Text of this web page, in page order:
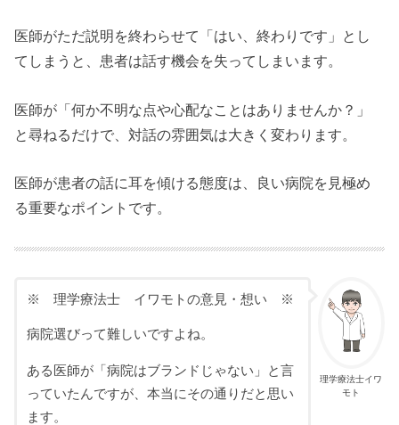
医師がただ説明を終わらせて「はい、終わりです」とし
てしまうと、患者は話す機会を失ってしまいます。
医師が「何か不明な点や心配なことはありませんか？」
と尋ねるだけで、対話の雰囲気は大きく変わります。
医師が患者の話に耳を傾ける態度は、良い病院を見極め
る重要なポイントです。
理学療法士イワ
モト
※ 理学療法士 イワモトの意見・想い ※
病院選びって難しいですよね。
ある医師が「病院はブランドじゃない」と言
っていたんですが、本当にその通りだと思い
ます。